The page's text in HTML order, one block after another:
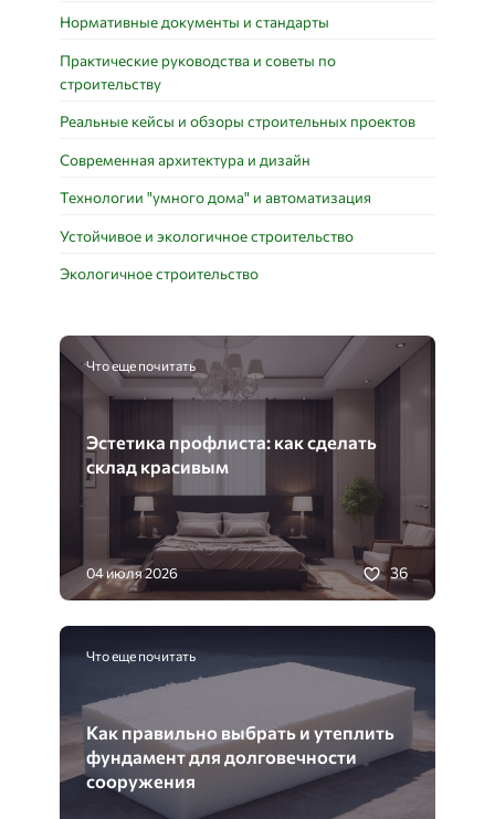
Нормативные документы и стандарты
Практические руководства и советы по
строительству
Реальные кейсы и обзоры строительных проектов
Современная архитектура и дизайн
Технологии "умного дома" и автоматизация
Устойчивое и экологичное строительство
Экологичное строительство
Что еще почитать
Эстетика профлиста: как сделать
склад красивым
04 июля 2026 36
Что еще почитать
Как правильно выбрать и утеплить
фундамент для долговечности
сооружения